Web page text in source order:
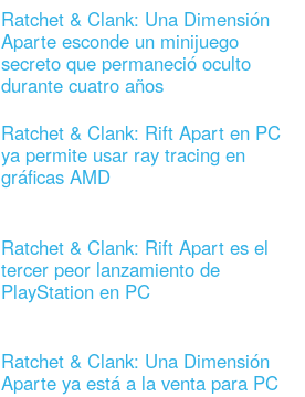
Ratchet & Clank: Una Dimensión
Aparte esconde un minijuego
secreto que permaneció oculto
durante cuatro años
Ratchet & Clank: Rift Apart en PC
ya permite usar ray tracing en
gráficas AMD
Ratchet & Clank: Rift Apart es el
tercer peor lanzamiento de
PlayStation en PC
Ratchet & Clank: Una Dimensión
Aparte ya está a la venta para PC